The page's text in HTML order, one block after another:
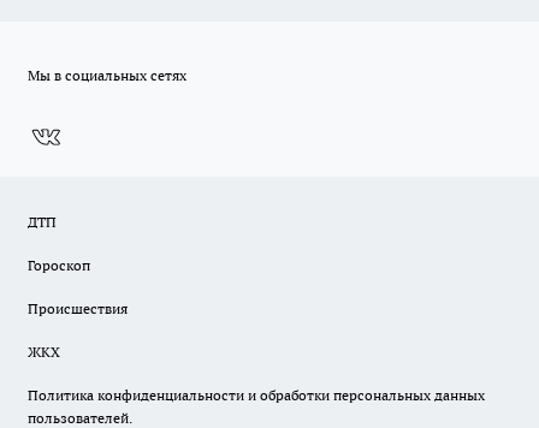
Мы в социальных сетях
ДТП
Гороскоп
Происшествия
ЖКХ
Политика конфиденциальности и обработки персональных данных
пользователей.